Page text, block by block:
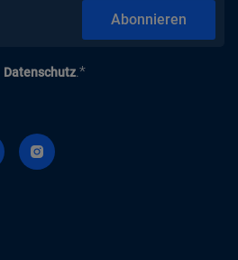
Datenschutz.*
Abonnieren